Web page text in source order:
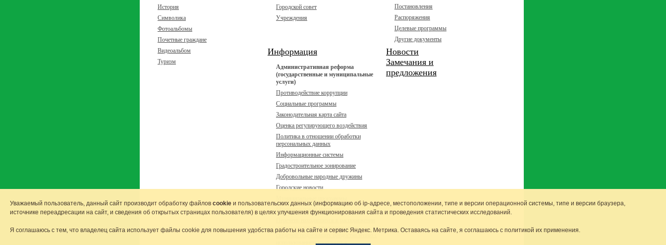
История
Символика
Фотоальбомы
Почетные граждане
Видеоальбом
Туризм
Городской совет
Учреждения
Постановления
Распоряжения
Целевые программы
Другие документы
Информация
Административная реформа
(государственные и муниципальные
услуги)
Противодействие коррупции
Социальные программы
Законодательная карта сайта
Оценка регулирующего воздействия
Политика в отношении обработки
персональных данных
Информационные системы
Градостроительное зонирование
Добровольные народные дружины
Городские новости
Муниципальный контроль
органа местного самоуправления
сведений подлежащих предоставлению с
использованием координат в
Новости
Замечания и
предложения
Уважаемый пользователь, данный сайт производит обработку файлов cookie и пользовательских данных (информацию об ip-адресе, местоположении, типе и версии операционной системы, типе и версии браузера,
источнике переадресации на сайт, и сведения об открытых страницах пользователя) в целях улучшения функционирования сайта и проведения статистических исследований.
Я соглашаюсь с тем, что владелец сайта использует файлы cookie для повышения удобства работы на сайте и сервис Яндекс. Метрика. Оставаясь на сайте, я соглашаюсь с политикой их применения.